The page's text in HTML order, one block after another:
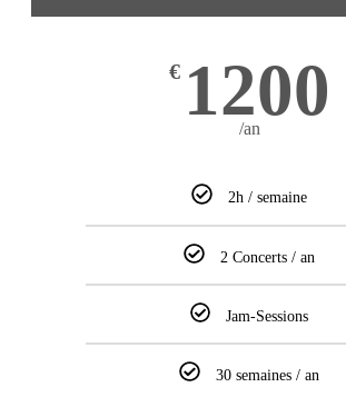
€ 1200
/an
2h / semaine
2 Concerts / an
Jam-Sessions
30 semaines / an